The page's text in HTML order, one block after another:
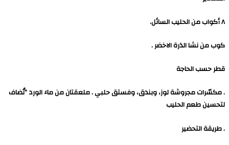
٨ أكواب من الحليب السائل.
كوب من نشا الذرة الاخضر .
قطر حسب الحاجة
. مكسّرات مجروشة لوز، وبندق، وفستق حلبي . ملعقتان من ماء الورد “تُضاف
لتحسين طعم الحليب
. طريقة التحضير